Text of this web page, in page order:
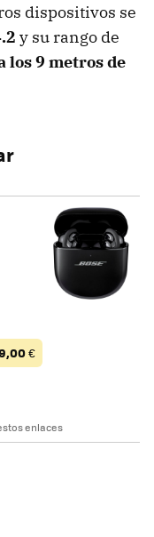
dispositivos se
y su rango de
los 9 metros de
€
enlaces